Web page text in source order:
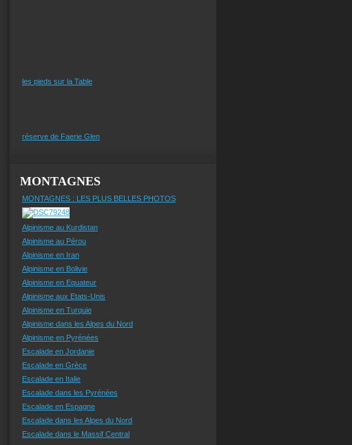
les pieds sur la Table
réserve de Faerie Glen
MONTAGNES
MONTAGNES : LES PLUS BELLES PHOTOS
Alpinisme au Kurdistan
Alpinisme au Pérou
Alpinisme en Iran
Alpinisme en Bolivie
Alpinisme en Equateur
Alpinisme aux Etats-Unis
Alpinisme en Turquie
Alpinisme dans les Alpes du Nord
Alpinisme en Pyrénées
Escalade en Jordanie
Escalade en Grèce
Escalade en Italie
Escalade dans les Pyrénées
Escalade en Espagne
Escalade dans les Alpes du Nord
Escalade dans le Massif Central